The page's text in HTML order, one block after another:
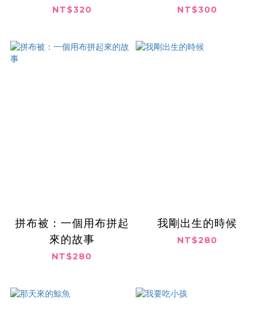
NT$320 NT$300
拼布被：一個用布拼起
來的故事
NT$280
我剛出生的時候
NT$280